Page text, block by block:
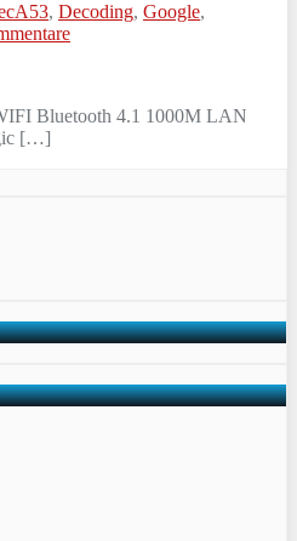
, Decoding, Google,
Bluetooth 4.1 1000M LAN
[…]